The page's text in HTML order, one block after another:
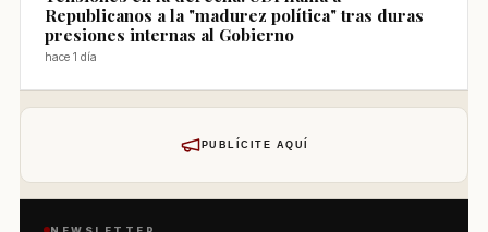
Republicanos a la "madurez política" tras duras
presiones internas al Gobierno
hace 1 día
PUBLÍCITE AQUÍ